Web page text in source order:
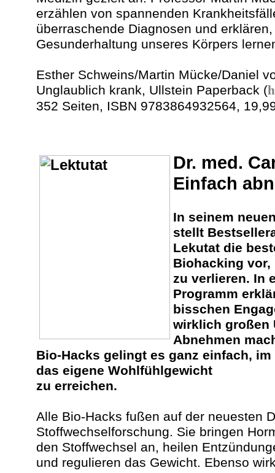
erzählen von spannenden
überraschende Diagnosen und
Gesunderhaltung unseres Körpers
Esther Schweins/Martin Mücke/Daniel
Unglaublich krank, Ullstein Paperback (
352 Seiten, ISBN 9783864932564,
Dr. med.
Einfach
In seinem
stellt
Lekutat die
Biohacking vor,
zu verlieren. In
Programm
bisschen
wirklich großen
Abnehmen
Bio-Hacks gelingt es ganz einfach,
das eigene Wohlfühlgewicht
zu erreichen.
Alle Bio-Hacks fußen auf der neuesten
Stoffwechselforschung. Sie bringen
den Stoffwechsel an, heilen
und regulieren das Gewicht. Ebenso